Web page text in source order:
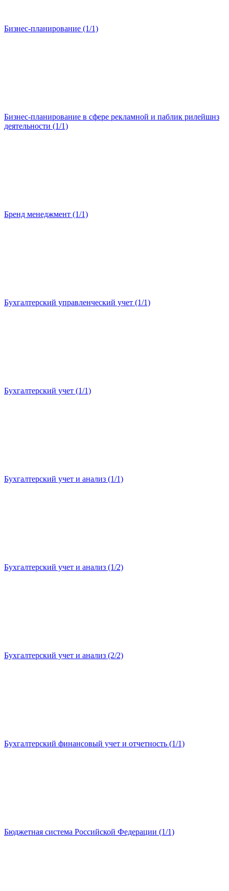
Бизнес-планирование (1/1)
Бизнес-планирование в сфере рекламной и паблик рилейшнз
деятельности (1/1)
Бренд менеджмент (1/1)
Бухгалтерский управленческий учет (1/1)
Бухгалтерский учет (1/1)
Бухгалтерский учет и анализ (1/1)
Бухгалтерский учет и анализ (1/2)
Бухгалтерский учет и анализ (2/2)
Бухгалтерский финансовый учет и отчетность (1/1)
Бюджетная система Российской Федерации (1/1)